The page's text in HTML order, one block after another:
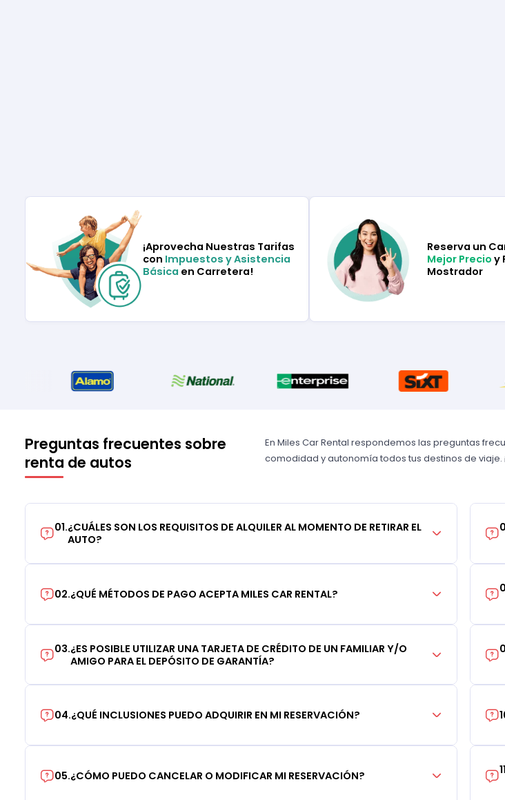
¡Aprovecha Nuestras Tarifas
con Impuestos y Asistencia
Básica en Carretera!
Reserva un
Mejor Precio y
Mostrador
Preguntas frecuentes sobre
renta de autos
En Miles Car Rental respondemos las preguntas
comodidad y autonomía todos tus destinos de
01.¿CUÁLES SON LOS REQUISITOS DE ALQUILER AL MOMENTO DE RETIRAR EL
AUTO?
02.¿QUÉ MÉTODOS DE PAGO ACEPTA MILES CAR RENTAL?
03.¿ES POSIBLE UTILIZAR UNA TARJETA DE CRÉDITO DE UN FAMILIAR Y/O
AMIGO PARA EL DEPÓSITO DE GARANTÍA?
04.¿QUÉ INCLUSIONES PUEDO ADQUIRIR EN MI RESERVACIÓN?
05.¿CÓMO PUEDO CANCELAR O MODIFICAR MI RESERVACIÓN? 11